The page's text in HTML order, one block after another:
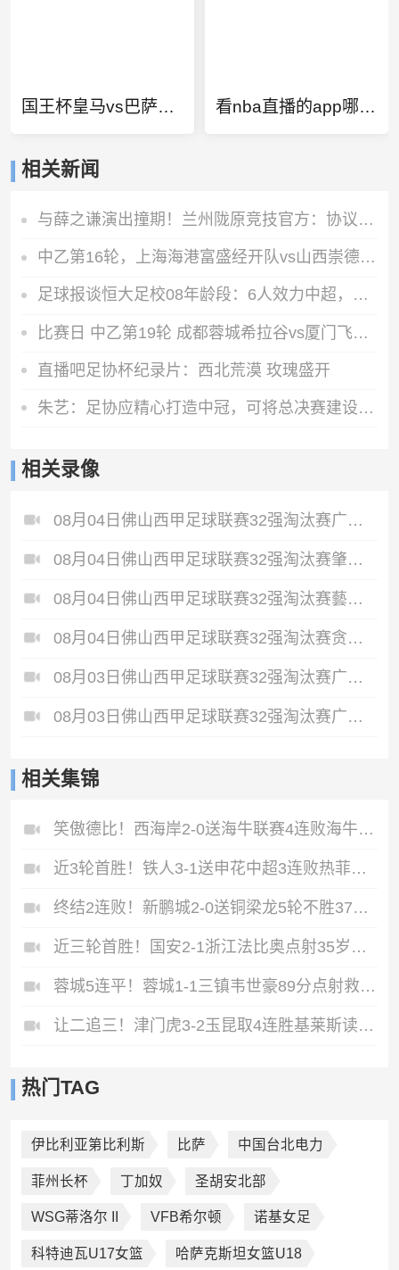
国王杯皇马vs巴萨直播 看nba直播的app哪个好免费
相关新闻
与薛之谦演出撞期！兰州陇原竞技官方：协议约定赛事须配合调整
中乙第16轮，上海海港富盛经开队vs山西崇德荣海队，今日首发名单
足球报谈恒大足校08年龄段：6人效力中超，多人选择留守冲击中乙
比赛日 中乙第19轮 成都蓉城希拉谷vs厦门飞鹭 8月2日19:35
直播吧足协杯纪录片：西北荒漠 玫瑰盛开
朱艺：足协应精心打造中冠，可将总决赛建设成全国性半职业联赛
相关录像
08月04日佛山西甲足球联赛32强淘汰赛广东西南建设VS香港圣徒全场录像
08月04日佛山西甲足球联赛32强淘汰赛肇庆恒骏成VS三七互娱全场录像
08月04日佛山西甲足球联赛32强淘汰赛藝品高國際VS湛江狂狼·粵辉能源全场录像
08月04日佛山西甲足球联赛32强淘汰赛贪玩游戏VS美的薪火全场录像
08月03日佛山西甲足球联赛32强淘汰赛广州求信VS顺德新青年全场录像
08月03日佛山西甲足球联赛32强淘汰赛广州蜀地红VS广州戴拿模全场录像
相关集锦
笑傲德比！西海岸2-0送海牛联赛4连败海牛仍垫底西海岸升至第二
近3轮首胜！铁人3-1送申花中超3连败热菲尼奥双响邦本宜裕传射
终结2连败！新鹏城2-0送铜梁龙5轮不胜37岁姜至鹏破门韦斯利建功
近三轮首胜！国安2-1浙江法比奥点射35岁张稀哲制胜王钰栋送助攻
蓉城5连平！蓉城1-1三镇韦世豪89分点射救主费利佩造点李昂破门
让二追三！津门虎3-2玉昆取4连胜基莱斯读秒绝杀萨尔瓦多破门
热门TAG
伊比利亚第比利斯 比萨 中国台北电力
菲州长杯 丁加奴 圣胡安北部
WSG蒂洛尔 II VFB希尔顿 诺基女足
科特迪瓦U17女篮 哈萨克斯坦女篮U18